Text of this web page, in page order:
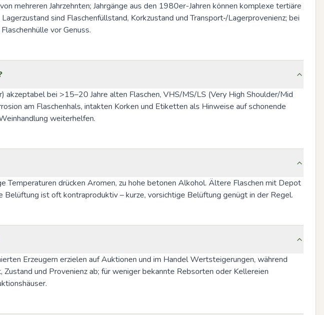
mehreren Jahrzehnten; Jahrgänge aus den 1980er-Jahren können komplexe tertiäre
sind Flaschenfüllstand, Korkzustand und Transport‑/Lagerprovenienz; bei
vor Genuss.
bei >15–20 Jahre alten Flaschen, VHS/MS/LS (Very High Shoulder/Mid
am Flaschenhals, intakten Korken und Etiketten als Hinweise auf schonende
weiterhelfen.
Temperaturen drücken Aromen, zu hohe betonen Alkohol. Ältere Flaschen mit Depot
ist oft kontraproduktiv – kurze, vorsichtige Belüftung genügt in der Regel.
Erzeugern erzielen auf Auktionen und im Handel Wertsteigerungen, während
und Provenienz ab; für weniger bekannte Rebsorten oder Kellereien